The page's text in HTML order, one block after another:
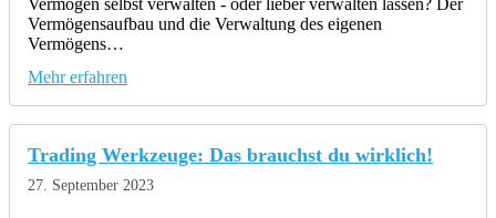
Vermögen selbst verwalten - oder lieber verwalten lassen? Der
Vermögensaufbau und die Verwaltung des eigenen
Vermögens…
Mehr erfahren
Trading Werkzeuge: Das brauchst du wirklich!
27. September 2023